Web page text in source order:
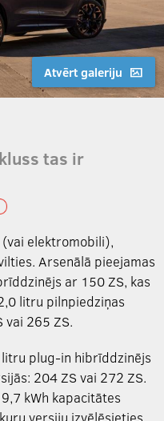
Atvērt galeriju
tas ir
(vai elektromobili),
Arsenālā pieejamas
ar 150 ZS, kas
litru pilnpiedziņas
vai 265 ZS.
plug-in hibrīddzinējs
204 ZS vai 272 ZS.
kWh kapacitātes
versiju izvēlēsieties,